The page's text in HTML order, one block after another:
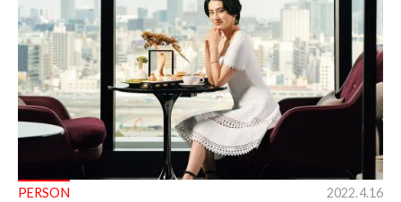
PERSON 2022.4.16